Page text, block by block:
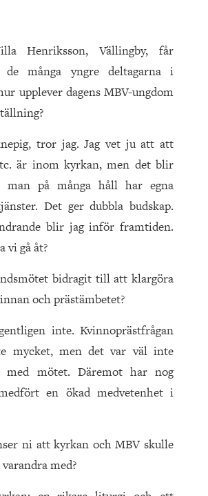
Henriksson, Vällingby, får
de många yngre deltagarna i
upplever dagens MBV-ungdom
tror jag. Jag vet ju att att
är inom kyrkan, men det blir
man på många håll har egna
Det ger dubbla budskap.
blir jag inför framtiden.
vi gå åt?
bidragit till att klargöra
och prästämbetet?
inte. Kvinnoprästfrågan
mycket, men det var väl inte
med mötet. Däremot har nog
en ökad medvetenhet i
ni att kyrkan och MBV skulle
med?